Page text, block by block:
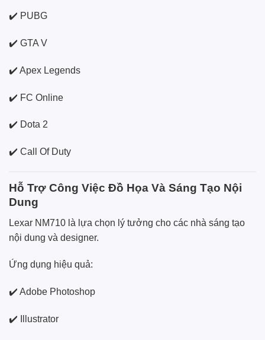
✔️ PUBG
✔️ GTA V
✔️ Apex Legends
✔️ FC Online
✔️ Dota 2
✔️ Call Of Duty
Hỗ Trợ Công Việc Đồ Họa Và Sáng Tạo Nội
Dung
Lexar NM710 là lựa chọn lý tưởng cho các nhà sáng tạo
nội dung và designer.
Ứng dụng hiệu quả:
✔️ Adobe Photoshop
✔️ Illustrator